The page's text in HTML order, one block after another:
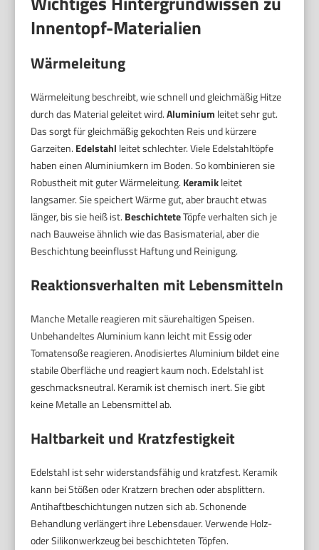
Innentopf-Materialien
Wärmeleitung
Wärmeleitung beschreibt, wie schnell und gleichmäßig Hitze
durch das Material geleitet wird.Aluminium leitet sehr gut.
Das sorgt für gleichmäßig gekochten Reis und kürzere
Garzeiten. Edelstahl leitet schlechter. Viele Edelstahltöpfe
haben einen Aluminiumkern im Boden. So kombinieren sie
Robustheit mit guter Wärmeleitung. Keramikleitet
langsamer. Sie speichert Wärme gut, aber braucht etwas
länger, bis sie heiß ist. BeschichteteTöpfe verhalten sich je
nach Bauweise ähnlich wie das Basismaterial, aber die
Beschichtung beeinflusst Haftung und Reinigung.
Reaktionsverhalten mit Lebensmitteln
Manche Metalle reagieren mit säurehaltigen Speisen.
Unbehandeltes Aluminium kann leicht mit Essig oder
Tomatensoße reagieren. Anodisiertes Aluminium bildet eine
stabile Oberfläche und reagiert kaum noch. Edelstahl ist
geschmacksneutral. Keramik ist chemisch inert. Sie gibt
keine Metalle an Lebensmittel ab.
Haltbarkeit und Kratzfestigkeit
Edelstahl ist sehr widerstandsfähig und kratzfest. Keramik
kann bei Stößen oder Kratzern brechen oder absplittern.
Antihaftbeschichtungen nutzen sich ab. Schonende
Behandlung verlängert ihre Lebensdauer. Verwende Holz-
oder Silikonwerkzeug bei beschichteten Töpfen.